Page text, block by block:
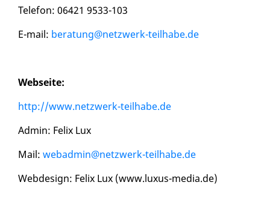
Telefon: 06421 9533-103
E-mail: beratung@netzwerk-teilhabe.de
Webseite:
http://www.netzwerk-teilhabe.de
Admin: Felix Lux
Mail: webadmin@netzwerk-teilhabe.de
Webdesign: Felix Lux (www.luxus-media.de)